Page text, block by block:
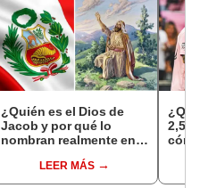
¿Quién es el Dios de
Jacob y por qué lo
nombran realmente en
LEER MÁS
2,5